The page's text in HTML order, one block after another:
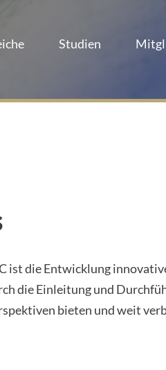
Studien
und RNA-
ist die Entwicklung
die Einleitung und
bieten und weit